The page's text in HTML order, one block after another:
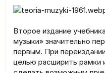
Второе издание
музыки» значительно
первым. При
целью расширить рамки